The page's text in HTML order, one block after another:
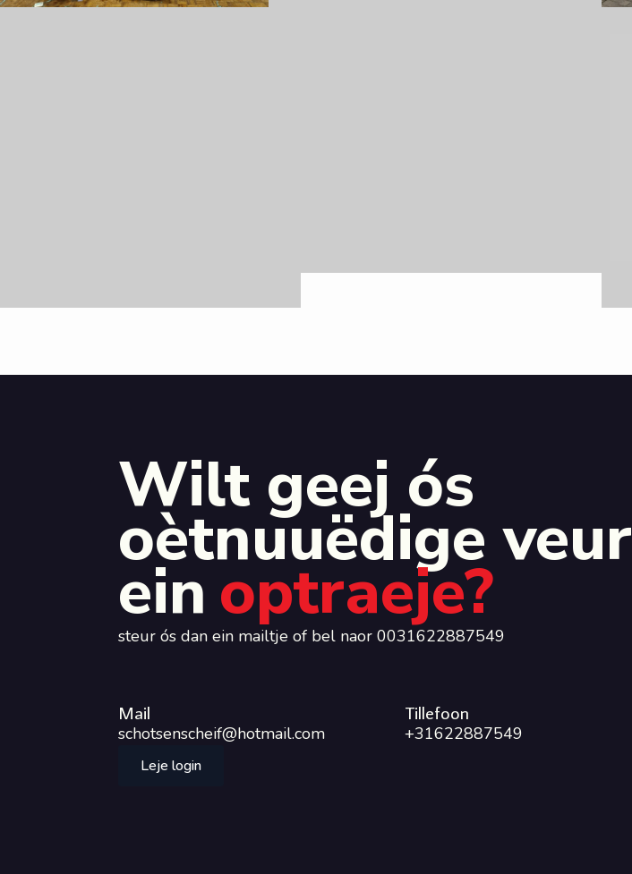
Wilt geej ós
oètnuuëdige veur
ein optraeje?
steur ós dan ein mailtje of bel naor 0031622887549
Mail
schotsenscheif@hotmail.com
Leje login
Tillefoon
+31622887549